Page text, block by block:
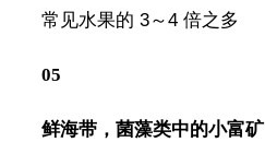
常见水果的 3～4 倍之多
05
鲜海带，菌藻类中的小富矿